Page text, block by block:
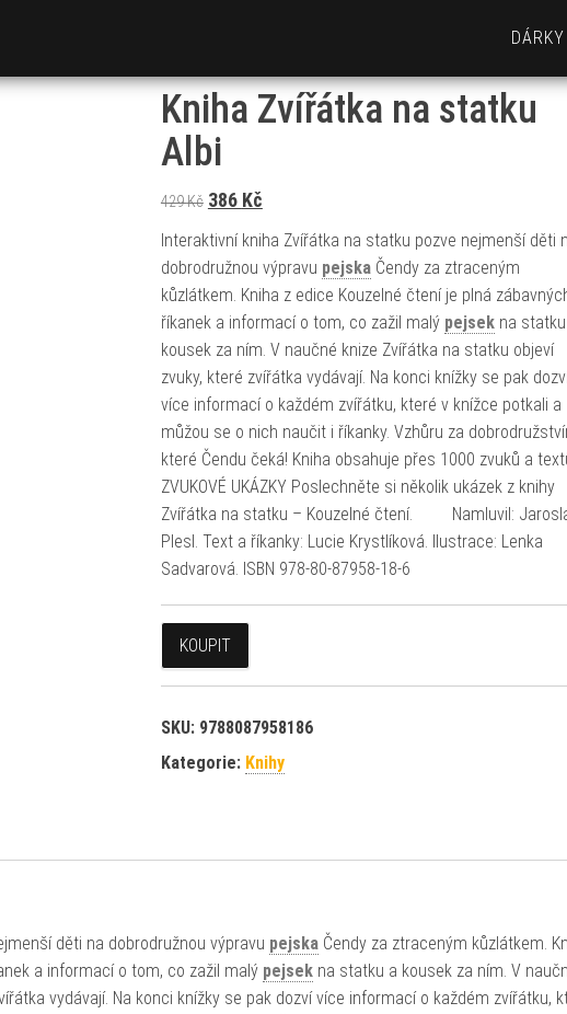
DÁRKY
Kniha Zvířátka na statku
Albi
429Kč Původní cena byla: 429 Kč.
386 KčAktuální cena je: 386 Kč.
Interaktivní kniha Zvířátka na statku pozve nejmenší děti
dobrodružnou výpravu pejskaČendy za ztraceným
kůzlátkem. Kniha z edice Kouzelné čtení je plná
říkanek a informací o tom, co zažil malý pejsekna
kousek za ním. V naučné knize Zvířátka na statku objeví
zvuky, které zvířátka vydávají. Na konci knížky se pak
více informací o každém zvířátku, které v knížce potkali a
můžou se o nich naučit i říkanky. Vzhůru za
které Čendu čeká! Kniha obsahuje přes 1000 zvuků a
ZVUKOVÉ UKÁZKY Poslechněte si několik ukázek z knihy
Zvířátka na statku – Kouzelné čtení. Namluvil:
Plesl. Text a říkanky: Lucie Krystlíková. Ilustrace: Lenka
Sadvarová. ISBN 978-80-87958-18-6
KOUPIT
SKU: 9788087958186
Kategorie: Knihy
děti na dobrodružnou výpravu pejska Čendy za ztraceným kůzlátkem.
a informací o tom, co zažil malý pejsek na statku a kousek za ním. V
vydávají. Na konci knížky se pak dozví více informací o každém zvířátku,